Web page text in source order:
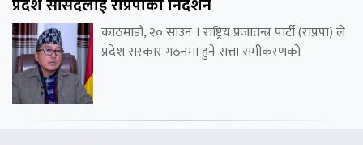
प्रदेश सांसदलाई राप्रपाको निर्देशन
काठमाडौं, २० साउन । राष्ट्रिय प्रजातन्त्र पार्टी (राप्रपा) ले
प्रदेश सरकार गठनमा हुने सत्ता समीकरणको